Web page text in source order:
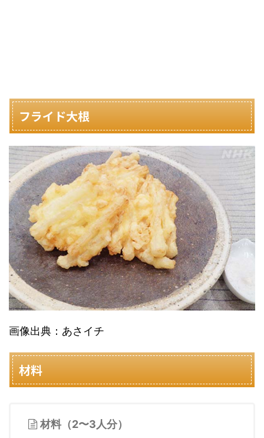
フライド大根
画像出典：あさイチ
材料
材料（2〜3人分）